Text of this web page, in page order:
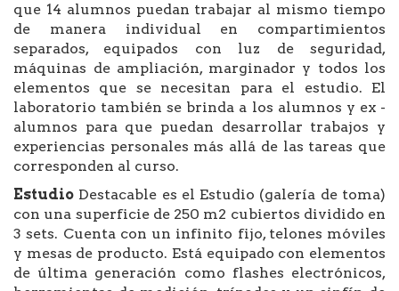
que 14 alumnos puedan trabajar al mismo tiempo
de manera individual en compartimientos
separados, equipados con luz de seguridad,
máquinas de ampliación, marginador y todos los
elementos que se necesitan para el estudio. El
laboratorio también se brinda a los alumnos y ex -
alumnos para que puedan desarrollar trabajos y
experiencias personales más allá de las tareas que
corresponden al curso.
Estudio Destacable es el Estudio (galería de toma)
con una superficie de 250 m2 cubiertos dividido en
3 sets. Cuenta con un infinito fijo, telones móviles
y mesas de producto. Está equipado con elementos
de última generación como flashes electrónicos,